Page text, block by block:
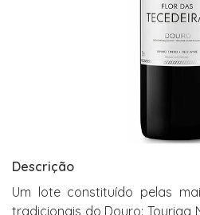
Descrição
Um lote constituído pelas
tradicionais do Douro: Touriga